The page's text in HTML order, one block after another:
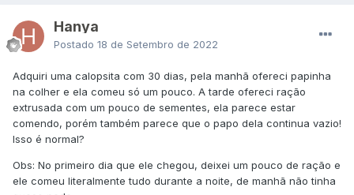
Hanya
Postado 18 de Setembro de 2022
Adquiri uma calopsita com 30 dias, pela manhã ofereci papinha
na colher e ela comeu só um pouco. A tarde ofereci ração
extrusada com um pouco de sementes, ela parece estar
comendo, porém também parece que o papo dela continua vazio!
Isso é normal?
Obs: No primeiro dia que ele chegou, deixei um pouco de ração e
ele comeu literalmente tudo durante a noite, de manhã não tinha